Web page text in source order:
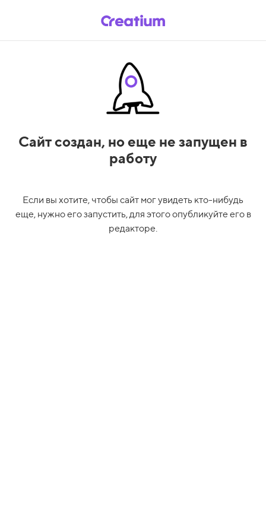
Сайт создан, но еще не запущен в
работу
Если вы хотите, чтобы сайт мог увидеть кто-нибудь
еще, нужно его запустить, для этого опубликуйте его в
редакторе.